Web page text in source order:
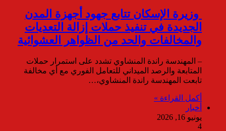
وزيرة الإسكان تتابع جهود أجهزة المدن
الجديدة في تنفيذ حملات إزالة التعديات
والمخالفات والحد من الظواهر العشوائية
– المهندسة راندة المنشاوي تشدد على استمرار حملات
المتابعة والرصد الميداني للتعامل الفوري مع أي مخالفة
تابعت المهندسة راندة المنشاوي،…
أكمل القراءة »
أخبار
يونيو 16, 2026
4